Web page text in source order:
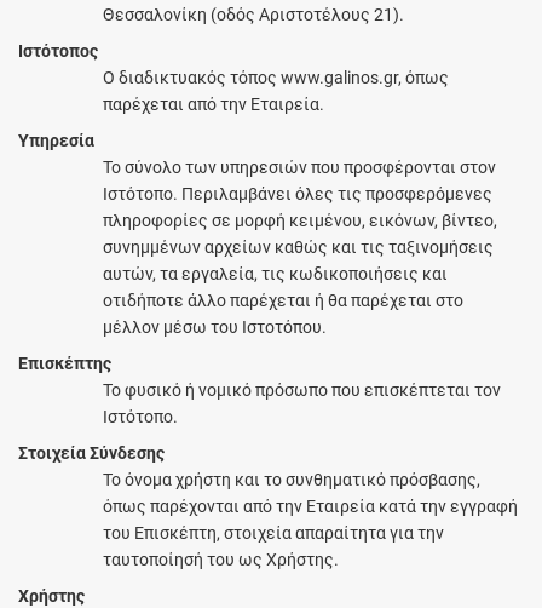
Θεσσαλονίκη (οδός Αριστοτέλους 21).
Ιστότοπος
O διαδικτυακός τόπος www.galinos.gr, όπως
παρέχεται από την Εταιρεία.
Υπηρεσία
Το σύνολο των υπηρεσιών που προσφέρονται στον
Ιστότοπο. Περιλαμβάνει όλες τις προσφερόμενες
πληροφορίες σε μορφή κειμένου, εικόνων, βίντεο,
συνημμένων αρχείων καθώς και τις ταξινομήσεις
αυτών, τα εργαλεία, τις κωδικοποιήσεις και
οτιδήποτε άλλο παρέχεται ή θα παρέχεται στο
μέλλον μέσω του Ιστοτόπου.
Επισκέπτης
Το φυσικό ή νομικό πρόσωπο που επισκέπτεται τον
Ιστότοπο.
Στοιχεία Σύνδεσης
Το όνομα χρήστη και το συνθηματικό πρόσβασης,
όπως παρέχονται από την Εταιρεία κατά την εγγραφή
του Επισκέπτη, στοιχεία απαραίτητα για την
ταυτοποίησή του ως Χρήστης.
Χρήστης